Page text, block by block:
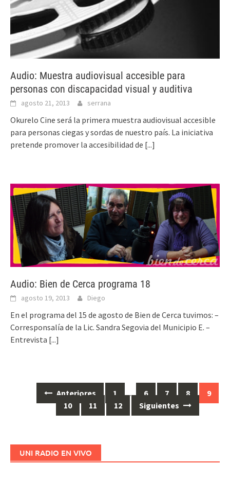
Audio: Muestra audiovisual accesible para
personas con discapacidad visual y auditiva
agosto 21, 2013 serrana
Okurelo Cine será la primera muestra audiovisual accesible
para personas ciegas y sordas de nuestro país. La iniciativa
pretende promover la accesibilidad de [...]
Audio: Bien de Cerca programa 18
agosto 19, 2013 Diego
En el programa del 15 de agosto de Bien de Cerca tuvimos: –
Corresponsalía de la Lic. Sandra Segovia del Municipio E. –
Entrevista [...]
Anteriores 1 … 6 7 8
9
10
11 12 Siguientes
UNI RADIO EN VIVO